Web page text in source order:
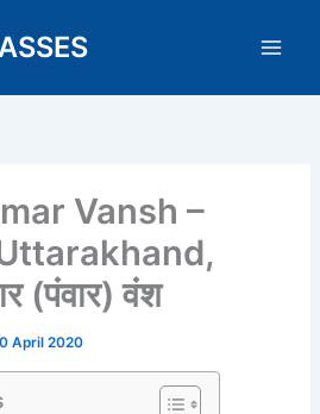
Vansh –
(पंवार) वंश
April 2020